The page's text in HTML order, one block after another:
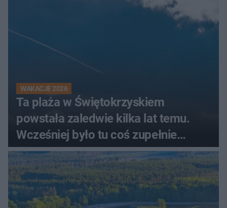
WAKACJE 2026
Ta plaża w Świętokrzyskiem
powstała zaledwie kilka lat temu.
Wcześniej było tu coś zupełnie
innego